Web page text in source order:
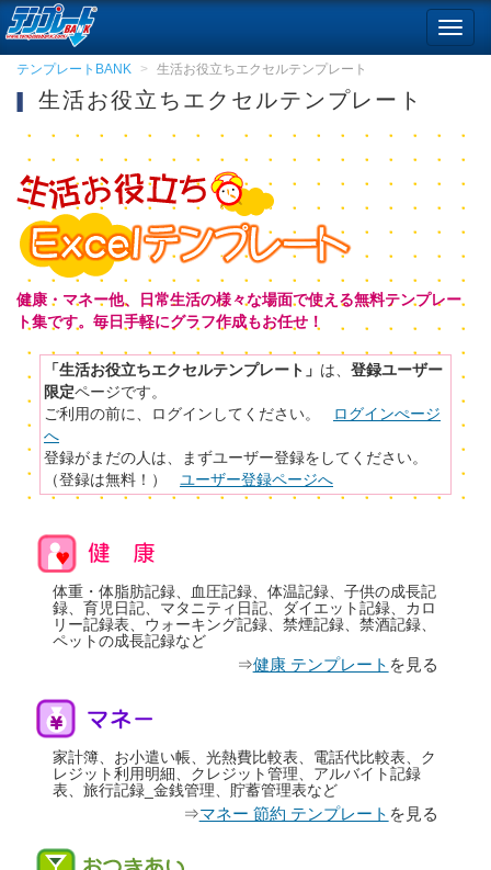
テンプレートBANK 生活お役立ちエクセルテンプレート
生活お役立ちエクセルテンプレート
健康・マネー他、日常生活の様々な場面で使える無料テンプレー
ト集です。毎日手軽にグラフ作成もお任せ！
「生活お役立ちエクセルテンプレート」 は、 登録ユーザー
限定ページです。
ご利用の前に、ログインしてください。
ログインぺージ
へ
登録がまだの人は、まずユーザー登録をしてください。
（登録は無料！） ユーザー登録ページへ
体重・体脂肪記録、血圧記録、体温記録、子供の成長記
録、育児日記、マタニティ日記、ダイエット記録、カロ
リー記録表、ウォーキング記録、禁煙記録、禁酒記録、
ペットの成長記録など
⇒健康 テンプレート を見る
家計簿、お小遣い帳、光熱費比較表、電話代比較表、ク
レジット利用明細、クレジット管理、アルバイト記録
表、旅行記録_金銭管理、貯蓄管理表など
⇒マネー 節約 テンプレート を見る